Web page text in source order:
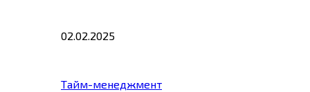
02.02.2025
Тайм-менеджмент